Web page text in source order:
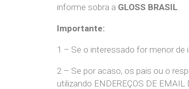
informe sobra a GLOSS BRASIL
Importante:
1 – Se o interessado for menor de
2 – Se por acaso, os pais ou o
utilizando ENDEREÇOS DE